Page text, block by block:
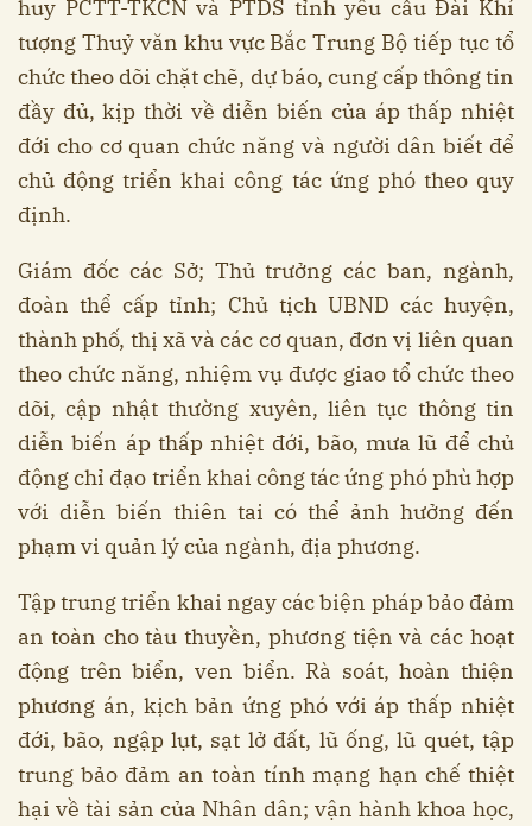
huy PCTT-TKCN và PTDS tỉnh yêu cầu Đài Khí
tượng Thuỷ văn khu vực Bắc Trung Bộ tiếp tục tổ
chức theo dõi chặt chẽ, dự báo, cung cấp thông tin
đầy đủ, kịp thời về diễn biến của áp thấp nhiệt
đới cho cơ quan chức năng và người dân biết để
chủ động triển khai công tác ứng phó theo quy
định.
Giám đốc các Sở; Thủ trưởng các ban, ngành,
đoàn thể cấp tỉnh; Chủ tịch UBND các huyện,
thành phố, thị xã và các cơ quan, đơn vị liên quan
theo chức năng, nhiệm vụ được giao tổ chức theo
dõi, cập nhật thường xuyên, liên tục thông tin
diễn biến áp thấp nhiệt đới, bão, mưa lũ để chủ
động chỉ đạo triển khai công tác ứng phó phù hợp
với diễn biến thiên tai có thể ảnh hưởng đến
phạm vi quản lý của ngành, địa phương.
Tập trung triển khai ngay các biện pháp bảo đảm
an toàn cho tàu thuyền, phương tiện và các hoạt
động trên biển, ven biển. Rà soát, hoàn thiện
phương án, kịch bản ứng phó với áp thấp nhiệt
đới, bão, ngập lụt, sạt lở đất, lũ ống, lũ quét, tập
trung bảo đảm an toàn tính mạng hạn chế thiệt
hại về tài sản của Nhân dân; vận hành khoa học,